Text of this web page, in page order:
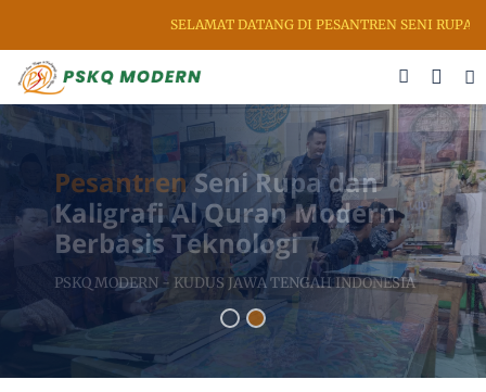
SELAMAT DATANG DI PESANTREN SENI RUPA &
PesantrenSeni Rupa dan
Kaligrafi Berbasis Entrepreneur
PSK MODERN - KUDUS JAWA TENGAH